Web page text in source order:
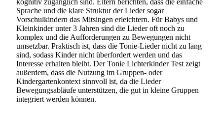
kognitiv zugänglich sind. Eltern berichten, dass die einfache
Sprache und die klare Struktur der Lieder sogar
Vorschulkindern das Mitsingen erleichtern. Für Babys und
Kleinkinder unter 3 Jahren sind die Lieder oft noch zu
komplex und die Aufforderungen zu Bewegungen nicht
umsetzbar. Praktisch ist, dass die Tonie-Lieder nicht zu lang
sind, sodass Kinder nicht überfordert werden und das
Interesse erhalten bleibt. Der Tonie Lichterkinder Test zeigt
außerdem, dass die Nutzung im Gruppen- oder
Kindergartenkontext sinnvoll ist, da die Lieder
Bewegungsabläufe unterstützen, die gut in kleine Gruppen
integriert werden können.